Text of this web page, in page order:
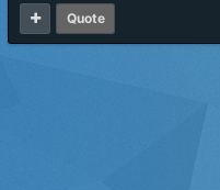
Quote